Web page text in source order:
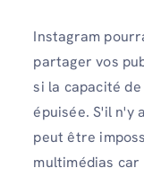
Instagram
partager vos
si la capacité
épuisée. S'il n'y
peut être
multimédias